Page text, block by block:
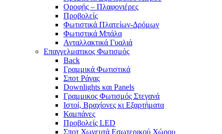
Οροφής – Πλαφονιέρες
Προβολείς
Φωτιστικά Πλατείων-Δρόμων
Φωτιστικά Μπάλα
Ανταλλακτικά Γυαλιά
Επαγγελματικος Φωτισμός
Back
Γραμμικά Φωτιστικά
Σποτ Ράγας
Downlights και Panels
Γραμμικος Φωτισμός Στεγανά
Ιστοί, Βραχίονες κι Εξαρτήματα
Καμπάνες
Προβολείς LED
Σποτ Χωνευτά Εσωτερικού Χώρου